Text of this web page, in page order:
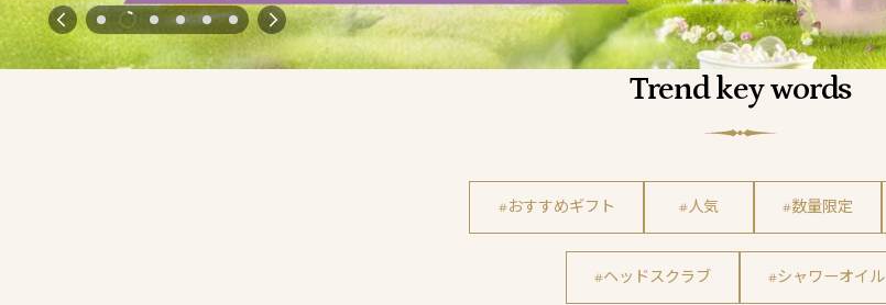
Trend key words
#おすすめギフト #人気 #数量限定
#ヘッドスクラブ #シャワーオイル